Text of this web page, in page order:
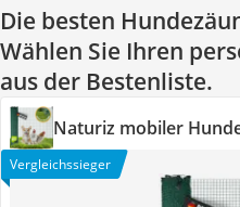
Die besten
Wählen Sie Ihren
aus der Bestenliste.
Naturiz mobiler
Vergleichssieger